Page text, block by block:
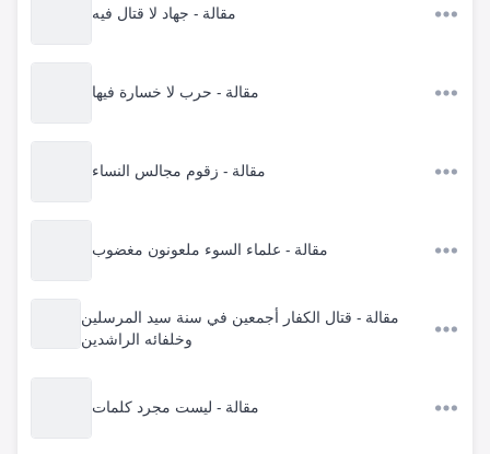
مقالة - جهاد لا قتال فيه
مقالة - حرب لا خسارة فيها
مقالة - زقوم مجالس النساء
مقالة - علماء السوء ملعونون مغضوب
مقالة - قتال الكفار أجمعين في سنة سيد المرسلين
وخلفائه الراشدين
مقالة - ليست مجرد كلمات